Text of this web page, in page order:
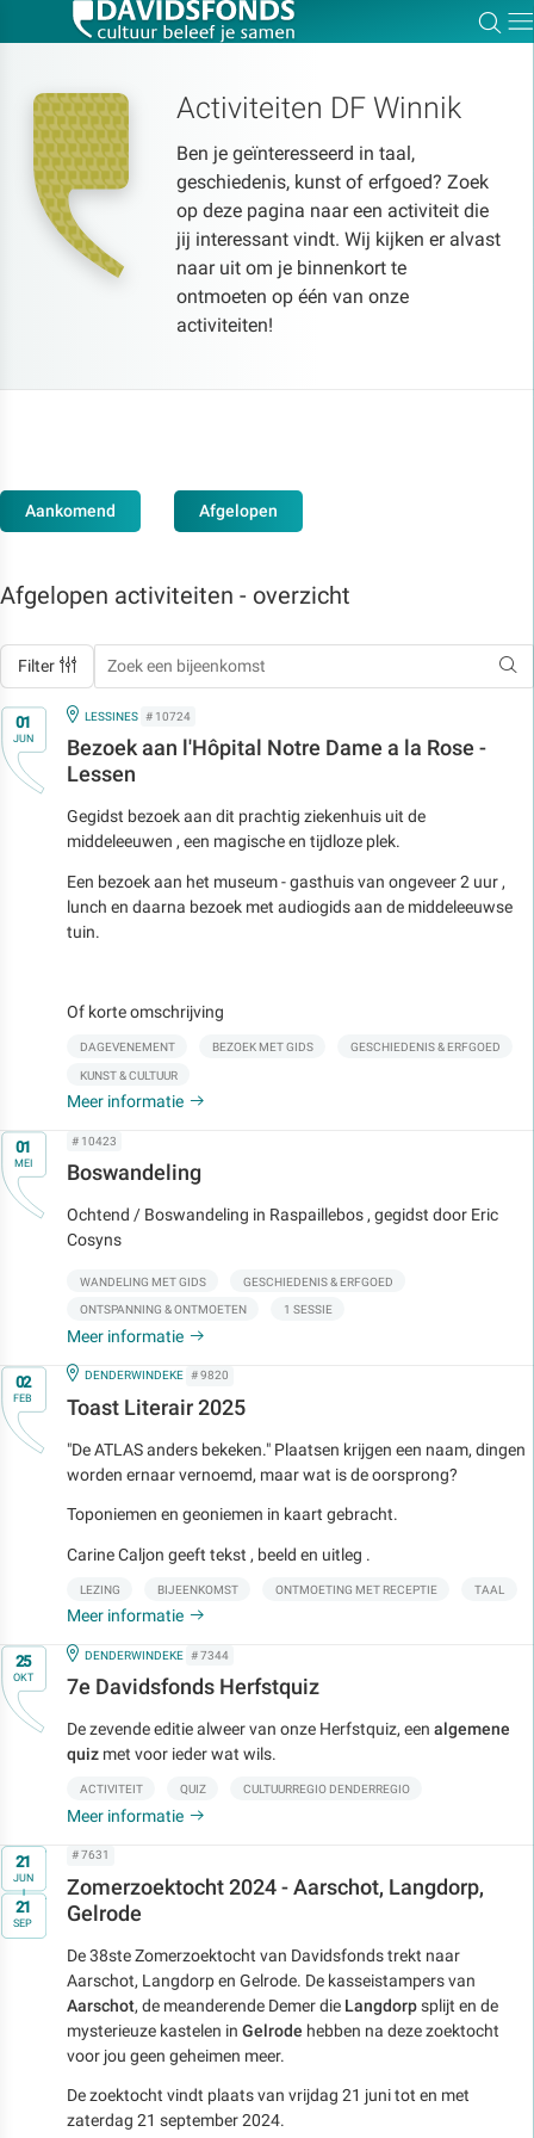
Activiteiten DF Winnik
Ben je geïnteresseerd in taal,
geschiedenis, kunst of erfgoed? Zoek
op deze pagina naar een activiteit die
jij interessant vindt. Wij kijken er alvast
naar uit om je binnenkort te
ontmoeten op één van onze
activiteiten!
Aankomend Afgelopen
Afgelopen activiteiten - overzicht
Filter
Op01
JUN
IN
LESSINES # 10724
Bezoek aan l'Hôpital Notre Dame a la Rose -
Lessen
Gegidst bezoek aan dit prachtig ziekenhuis uit de
middeleeuwen , een magische en tijdloze plek.
Een bezoek aan het museum - gasthuis van ongeveer 2 uur ,
lunch en daarna bezoek met audiogids aan de middeleeuwse
tuin.
Of korte omschrijving
DAGEVENEMENT BEZOEK MET GIDS GESCHIEDENIS & ERFGOED
KUNST & CULTUUR
Meer informatie
Op01
MEI
# 10423
Boswandeling
Ochtend / Boswandeling in Raspaillebos , gegidst door Eric
Cosyns
WANDELING MET GIDS GESCHIEDENIS & ERFGOED
ONTSPANNING & ONTMOETEN 1 SESSIE
Meer informatie
Op02
FEB
IN
DENDERWINDEKE # 9820
Toast Literair 2025
"De ATLAS anders bekeken." Plaatsen krijgen een naam, dingen
worden ernaar vernoemd, maar wat is de oorsprong?
Toponiemen en geoniemen in kaart gebracht.
Carine Caljon geeft tekst , beeld en uitleg .
LEZING BIJEENKOMST ONTMOETING MET RECEPTIE TAAL
Meer informatie
Op25
OKT
IN
DENDERWINDEKE # 7344
7e Davidsfonds Herfstquiz
De zevende editie alweer van onze Herfstquiz, een algemene
quiz met voor ieder wat wils.
ACTIVITEIT QUIZ CULTUURREGIO DENDERREGIO
Meer informatie
Op21
JUN
t/m
21
SEP
# 7631
Zomerzoektocht 2024 - Aarschot, Langdorp,
Gelrode
De 38ste Zomerzoektocht van Davidsfonds trekt naar
Aarschot, Langdorp en Gelrode. De kasseistampers van
Aarschot, de meanderende Demer die Langdorpsplijt en de
mysterieuze kastelen in Gelrode hebben na deze zoektocht
voor jou geen geheimen meer.
De zoektocht vindt plaats van vrijdag 21 juni tot en met
zaterdag 21 september 2024.
Zoek:
Zoeken